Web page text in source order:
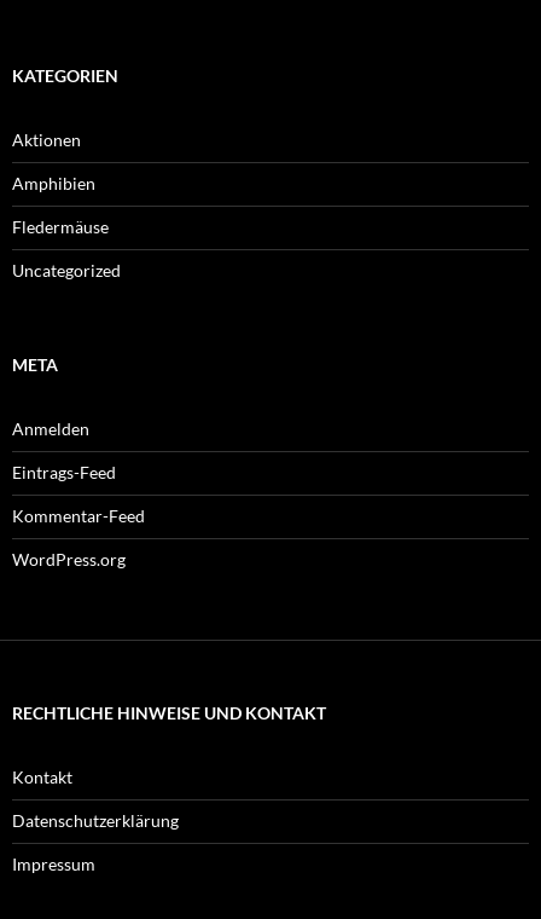
KATEGORIEN
Aktionen
Amphibien
Fledermäuse
Uncategorized
META
Anmelden
Eintrags-Feed
Kommentar-Feed
WordPress.org
RECHTLICHE HINWEISE UND KONTAKT
Kontakt
Datenschutzerklärung
Impressum